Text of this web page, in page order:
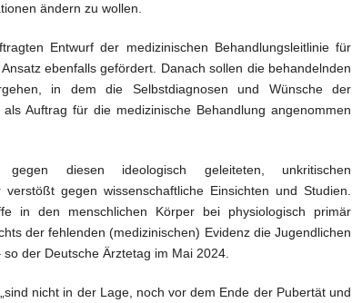
ändern zu wollen.
Entwurf der medizinischen Behandlungsleitlinie für
ebenfalls gefördert. Danach sollen die behandelnden
in dem die Selbstdiagnosen und Wünsche der
Auftrag für die medizinische Behandlung angenommen
gegen diesen ideologisch geleiteten, unkritischen
gegen wissenschaftliche Einsichten und Studien.
in den menschlichen Körper bei physiologisch primär
der fehlenden (medizinischen) Evidenz die Jugendlichen
der Deutsche Ärztetag im Mai 2024.
nicht in der Lage, noch vor dem Ende der Pubertät und